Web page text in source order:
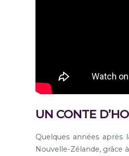
UN CONTE
Quelques années
Nouvelle-Zélande, grâce